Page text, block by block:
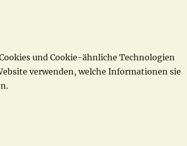
und Cookie-ähnliche Technologien
verwenden, welche Informationen sie